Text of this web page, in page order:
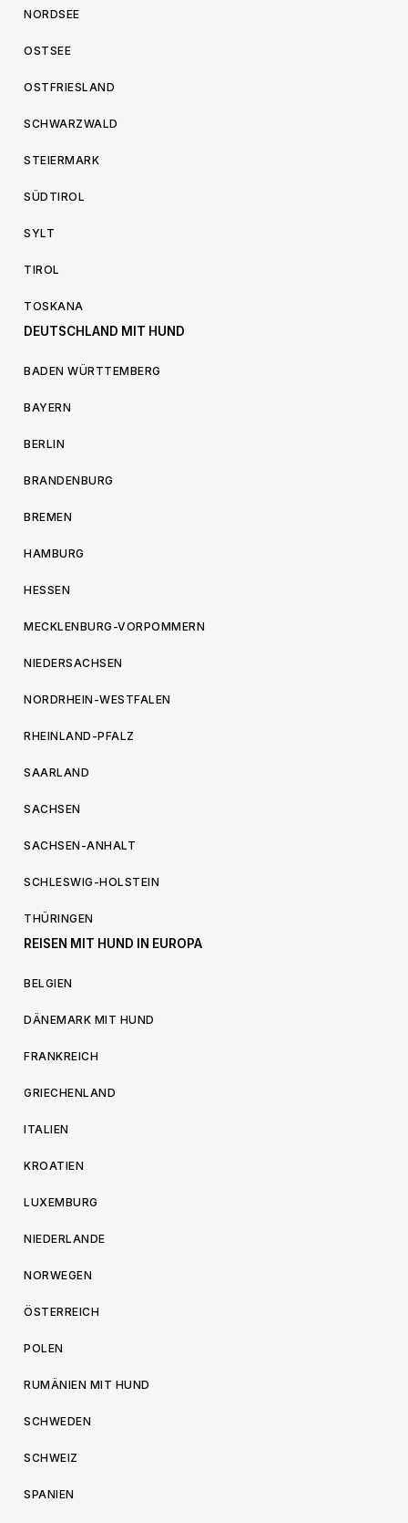
NORDSEE
OSTSEE
OSTFRIESLAND
SCHWARZWALD
STEIERMARK
SÜDTIROL
SYLT
TIROL
TOSKANA
DEUTSCHLAND MIT HUND
BADEN WÜRTTEMBERG
BAYERN
BERLIN
BRANDENBURG
BREMEN
HAMBURG
HESSEN
MECKLENBURG-VORPOMMERN
NIEDERSACHSEN
NORDRHEIN-WESTFALEN
RHEINLAND-PFALZ
SAARLAND
SACHSEN
SACHSEN-ANHALT
SCHLESWIG-HOLSTEIN
THÜRINGEN
REISEN MIT HUND IN EUROPA
BELGIEN
DÄNEMARK MIT HUND
FRANKREICH
GRIECHENLAND
ITALIEN
KROATIEN
LUXEMBURG
NIEDERLANDE
NORWEGEN
ÖSTERREICH
POLEN
RUMÄNIEN MIT HUND
SCHWEDEN
SCHWEIZ
SPANIEN